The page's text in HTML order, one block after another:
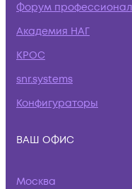
Форум
Академия НАГ
КРОС
snr.systems
Конфигураторы
ВАШ ОФИС
Москва